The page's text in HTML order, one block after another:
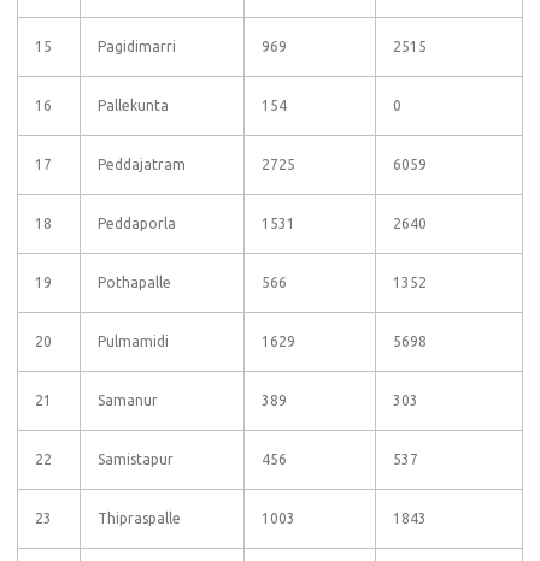
15 Pagidimarri 969 2515
16 Pallekunta 154 0
17 Peddajatram 2725 6059
18 Peddaporla 1531 2640
19 Pothapalle 566 1352
20 Pulmamidi 1629 5698
21 Samanur 389 303
22 Samistapur 456 537
23 Thipraspalle 1003 1843